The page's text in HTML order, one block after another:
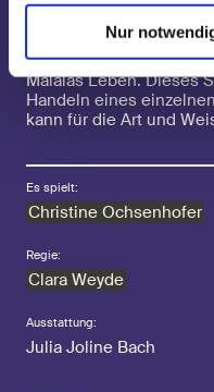
Nur
zusammen,
gegenüber dem Islam
Momente alltägliche
Malalas Leben. Dieses
Handeln eines
kann für die Art und
Es spielt:
Christine Ochsenhofer
Regie:
Clara Weyde
Ausstattung:
Julia Joline Bach